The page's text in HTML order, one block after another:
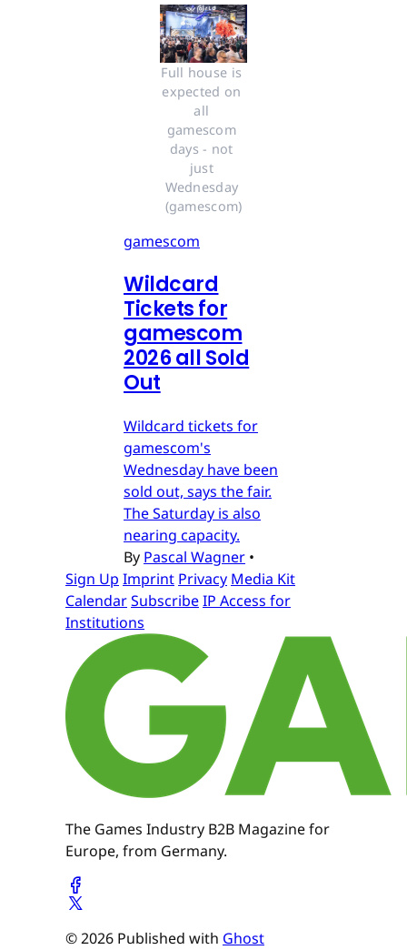
Full house is
expected on
all
gamescom
days - not
just
Wednesday
(gamescom)
gamescom
Wildcard
Tickets for
gamescom
2026 all Sold
Out
Wildcard tickets for
gamescom's
Wednesday have been
sold out, says the fair.
The Saturday is also
nearing capacity.
By Pascal Wagner •
Sign Up Imprint Privacy Media Kit
CalendarSubscribeIP Access for
Institutions
The Games Industry B2B Magazine for
Europe, from Germany.
© 2026 Published with Ghost